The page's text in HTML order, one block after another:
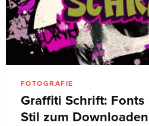
FOTOGRAFIE
Graffiti Schrift: Fonts
Stil zum Downloaden